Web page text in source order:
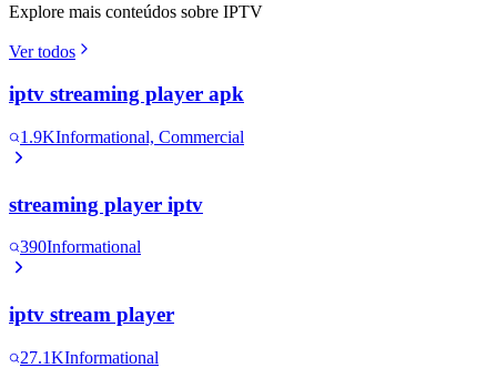
Explore mais conteúdos sobre IPTV
Ver todos
iptv streaming player apk
1.9KInformational, Commercial
streaming player iptv
390Informational
iptv stream player
27.1KInformational